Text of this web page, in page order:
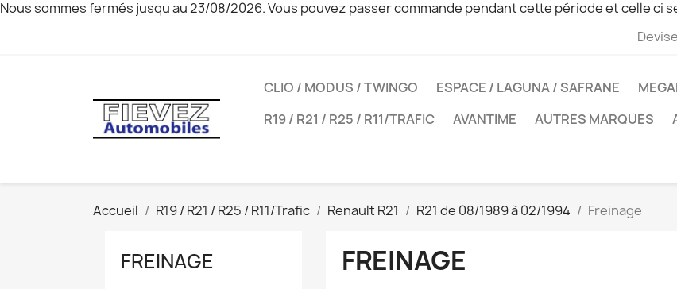
Nous sommes fermés jusqu au 23/08/2026. Vous pouvez passer commande pendant cette période et celle ci
CLIO / MODUS / TWINGO ESPACE / LAGUNA / SAFRANE
R19 / R21 / R25 / R11/TRAFIC
AVANTIME AUTRES MARQUES
Accueil R19 / R21 / R25 / R11/Trafic Renault R21 R21 de 08/1989 à 02/1994 Freinage
FREINAGE FREINAGE